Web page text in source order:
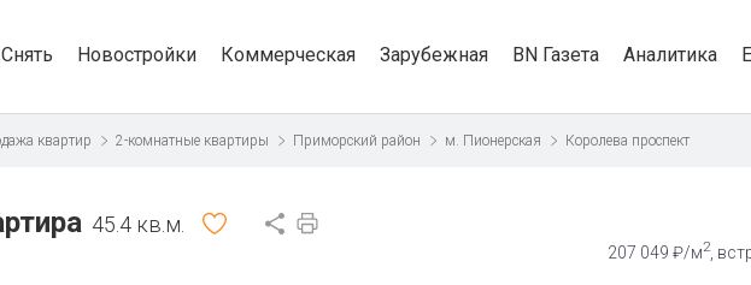
Снять Новостройки Коммерческая Зарубежная BN Газета Аналитика
квартир 2-комнатные квартиры Приморский район м. Пионерская Королева проспект
45.4 кв.м.
207 049 ₽/м2,